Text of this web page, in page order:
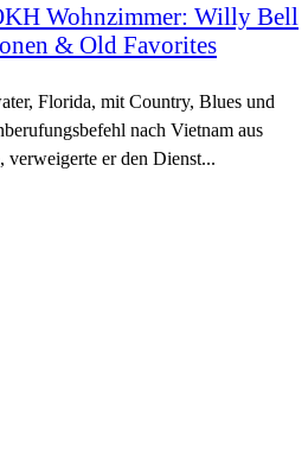
Wohnzimmer: Willy Bell
& Old Favorites
Florida, mit Country, Blues und
nach Vietnam aus
er den Dienst...